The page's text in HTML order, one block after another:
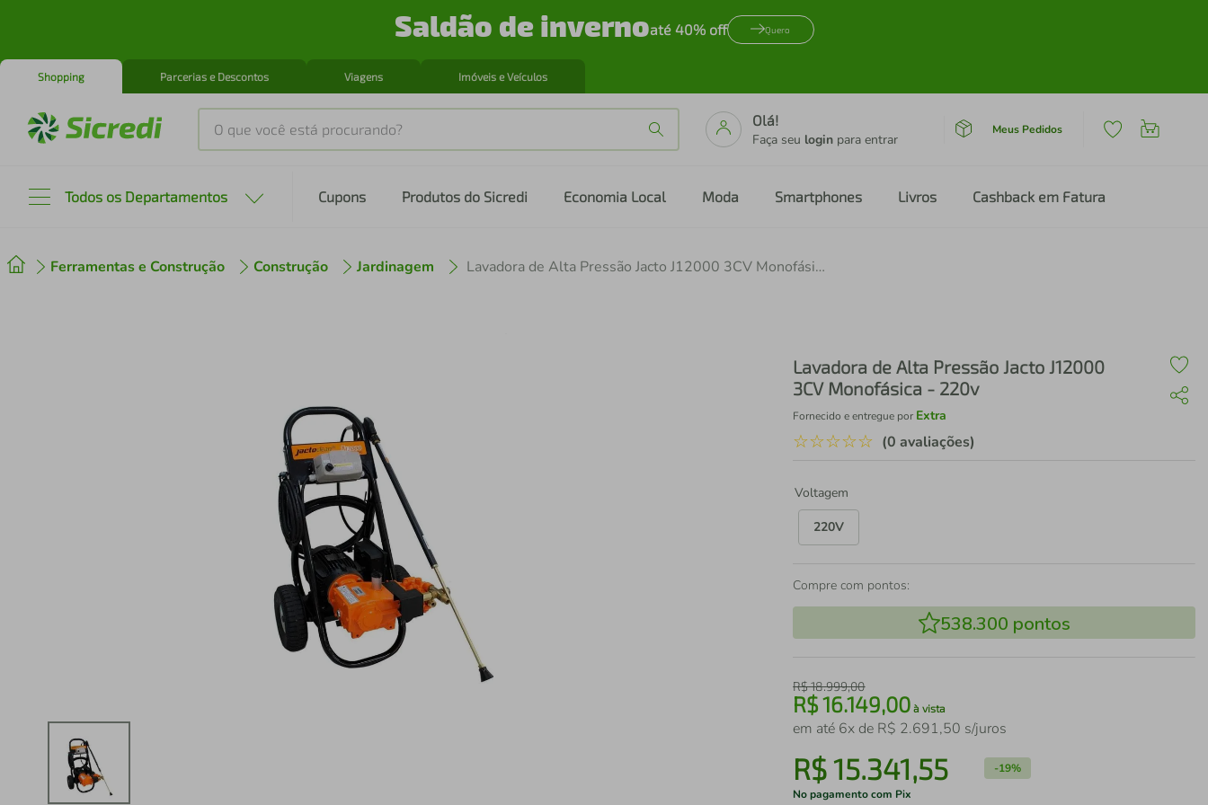
Saldão de invernoaté 40% off Quero
Shopping Parcerias e Descontos Viagens Imóveis e Veículos
O que você está procurando?
Olá!
Faça seu login para entrar
Meus Pedidos
Todos os Departamentos Cupons Produtos do Sicredi Economia Local Moda Smartphones Livros Cashback em Fatura
Ferramentas e Construção Construção Jardinagem Lavadora de Alta Pressão Jacto J12000 3CV Monofásica - 220v
Lavadora de Alta Pressão Jacto J12000
3CV Monofásica - 220v
Fornecido e entregue por Extra
☆☆☆☆☆ (0 avaliações)
Voltagem
220V
Compre com pontos:
538.300 pontos
R$18.999,00
R$16.149,00 à vista
em até 6x de R$ 2.691,50 s/juros
R$15.341,55 -19%
No pagamento com Pix
2º cafeteira